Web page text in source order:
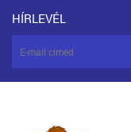
HÍRLEVÉL